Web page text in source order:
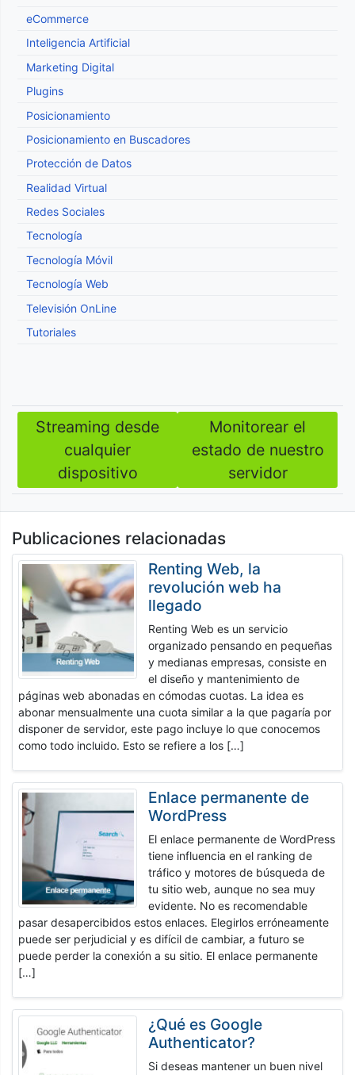
eCommerce
Inteligencia Artificial
Marketing Digital
Plugins
Posicionamiento
Posicionamiento en Buscadores
Protección de Datos
Realidad Virtual
Redes Sociales
Tecnología
Tecnología Móvil
Tecnología Web
Televisión OnLine
Tutoriales
Navegación
entradas
Streaming desde
cualquier
dispositivo
Monitorear el
estado de nuestro
servidor
Publicaciones relacionadas
Renting Web, la
revolución web ha
llegado
Renting Web es un servicio
organizado pensando en pequeñas
y medianas empresas, consiste en
el diseño y mantenimiento de
páginas web abonadas en cómodas cuotas. La idea es
abonar mensualmente una cuota similar a la que pagaría por
disponer de servidor, este pago incluye lo que conocemos
como todo incluido. Esto se refiere a los […]
Enlace permanente de
WordPress
El enlace permanente de WordPress
tiene influencia en el ranking de
tráfico y motores de búsqueda de
tu sitio web, aunque no sea muy
evidente. No es recomendable
pasar desapercibidos estos enlaces. Elegirlos erróneamente
puede ser perjudicial y es difícil de cambiar, a futuro se
puede perder la conexión a su sitio. El enlace permanente
[…]
¿Qué es Google
Authenticator?
Si deseas mantener un buen nivel